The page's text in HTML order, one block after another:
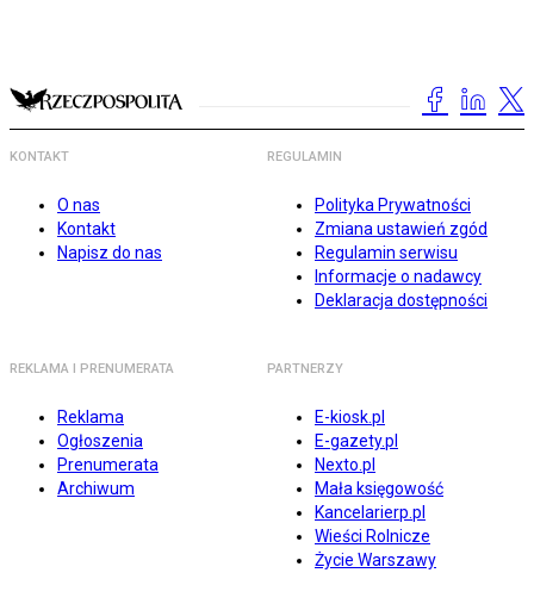
KONTAKT
O nas
Kontakt
Napisz do nas
REGULAMIN
Polityka Prywatności
Zmiana ustawień zgód
Regulamin serwisu
Informacje o nadawcy
Deklaracja dostępności
REKLAMA I PRENUMERATA
Reklama
Ogłoszenia
Prenumerata
Archiwum
PARTNERZY
E-kiosk.pl
E-gazety.pl
Nexto.pl
Mała księgowość
Kancelarierp.pl
Wieści Rolnicze
Życie Warszawy